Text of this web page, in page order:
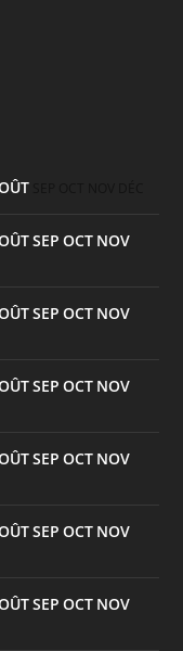
SEP OCT NOV
SEP OCT NOV
SEP OCT NOV
SEP OCT NOV
SEP OCT NOV
SEP OCT NOV